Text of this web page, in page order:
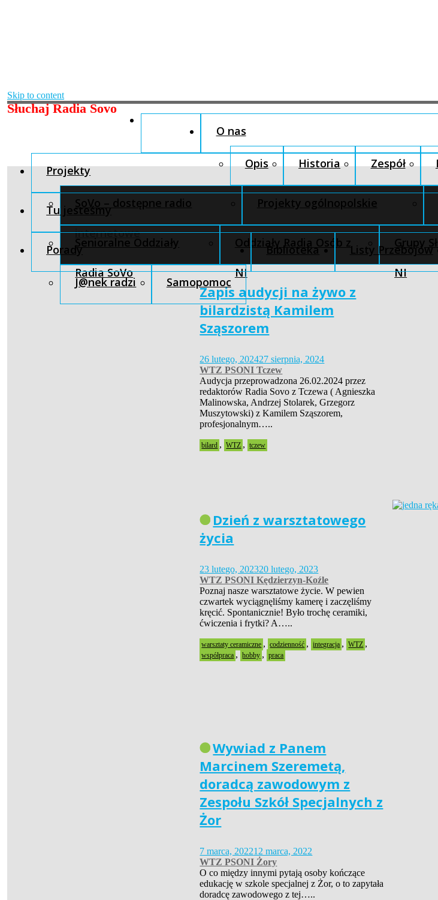
Skip to content
Słuchaj Radia Sovo
O nas
Opis Historia Zespół
Projekty
SoVo – dostępne radio
internetowe
Projekty ogólnopolskie
Tu jesteśmy
Senioralne Oddziały
Radia SoVo
Oddziały Radia Osób z
NI
Grupy
NI
Porady
J@nek radzi Samopomoc
Biblioteka Listy Przebojów
Zapis audycji na żywo z
bilardzistą Kamilem
Sząszorem
26 lutego, 202427 sierpnia, 2024
WTZ PSONI Tczew
Audycja przeprowadzona 26.02.2024 przez
redaktorów Radia Sovo z Tczewa ( Agnieszka
Malinowska, Andrzej Stolarek, Grzegorz
Muszytowski) z Kamilem Sząszorem,
profesjonalnym…..
bilard , WTZ , tczew
Dzień z warsztatowego
życia
23 lutego, 202320 lutego, 2023
WTZ PSONI Kędzierzyn-Koźle
Poznaj nasze warsztatowe życie. W pewien
czwartek wyciągnęliśmy kamerę i zaczęliśmy
kręcić. Spontanicznie! Było trochę ceramiki,
ćwiczenia i frytki? A…..
warsztaty ceramiczne , codzienność , integracja , WTZ ,
współpraca , hobby , praca
Wywiad z Panem
Marcinem Szeremetą,
doradcą zawodowym z
Zespołu Szkół Specjalnych z
Żor
7 marca, 202212 marca, 2022
WTZ PSONI Żory
O co między innymi pytają osoby kończące
edukację w szkole specjalnej z Żor, o to zapytała
doradcę zawodowego z tej…..